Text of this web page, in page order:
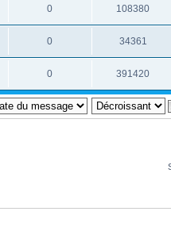
0 108380
0 34361
0 391420